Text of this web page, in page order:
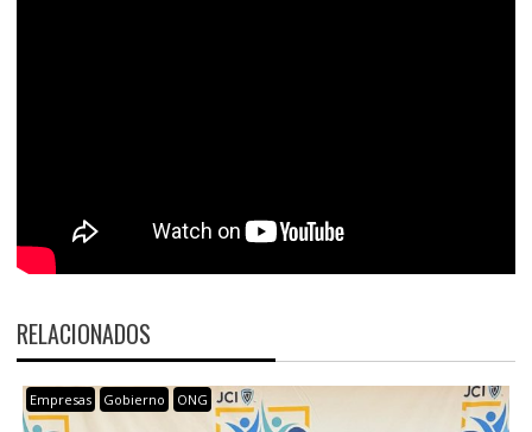
RELACIONADOS
Empresas Gobierno ONG